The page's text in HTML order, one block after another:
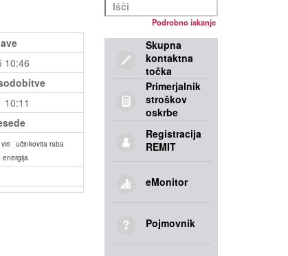
10:46
10:11
učinkovita raba
energija
Podrobno iskanje
Skupna
kontaktna
točka
Primerjalnik
stroškov
oskrbe
Registracija
REMIT
eMonitor
Pojmovnik